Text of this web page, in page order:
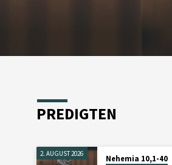
PREDIGTEN
2. AUGUST 2026
Nehemia 10,1-40